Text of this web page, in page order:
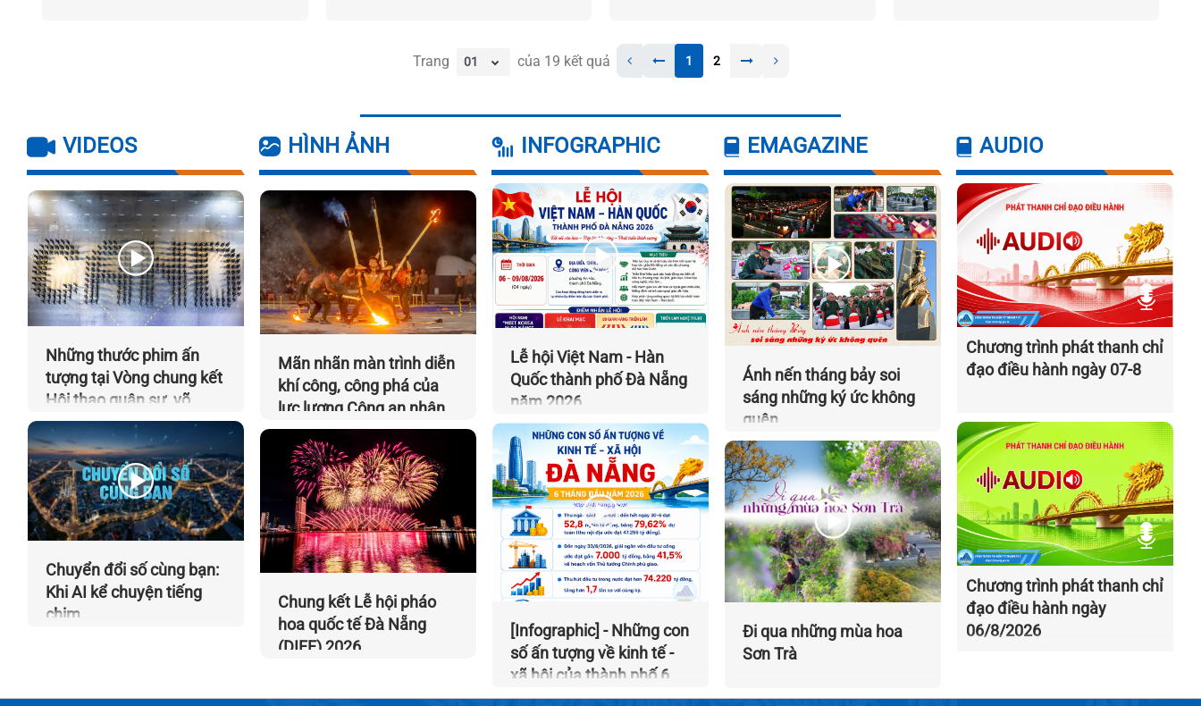
Trang của 19 kết quả 1 2
VIDEOS
Những thước phim ấn
tượng tại Vòng chung kết
Hội thao quân sự, võ
thuật và thể thao CAND
năm 2026
Chuyển đổi số cùng bạn:
Khi AI kể chuyện tiếng
chim
HÌNH ẢNH
Mãn nhãn màn trình diễn
khí công, công phá của
lực lượng Công an nhân
dân
Chung kết Lễ hội pháo
hoa quốc tế Đà Nẵng
(DIFF) 2026
INFOGRAPHIC
Lễ hội Việt Nam - Hàn
Quốc thành phố Đà Nẵng
năm 2026
[Infographic] - Những con
số ấn tượng về kinh tế -
xã hội của thành phố 6
tháng đầu năm 2026
EMAGAZINE
Ánh nến tháng bảy soi
sáng những ký ức không
quên
Đi qua những mùa hoa
Sơn Trà
AUDIO
Chương trình phát thanh chỉ
đạo điều hành ngày 07-8
Chương trình phát thanh chỉ
đạo điều hành ngày
06/8/2026